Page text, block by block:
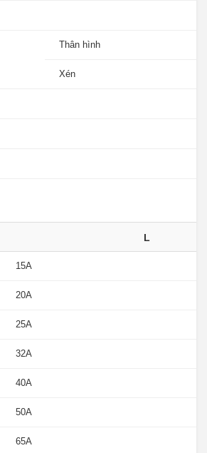
Thân hình
Xén
L
15A
20A
25A
32A
40A
50A
65A